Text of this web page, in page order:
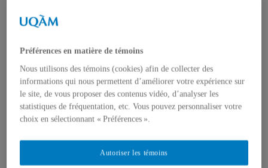
1) Écocitoyenneté et justice
2) Prismes socioculturels
4) Formation initiale et continue
Projets fondateurs et passés
Publications
Revue ERE
Publications des membres
Publications du Centr’ERE
Thèses et mémoires
Place aux étudiant.e.s
Préférences en matière de témoins
Nous utilisons des témoins (cookies) afin de collecter des
informations qui nous permettent d’améliorer votre expérience sur
le site, de vous proposer des contenus vidéo, d’analyser les
statistiques de fréquentation, etc. Vous pouvez personnaliser votre
choix en sélectionnant « Préférences ».
Autoriser les témoins